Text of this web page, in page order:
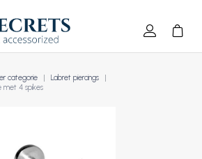
categorie
Labret piercings
met 4 spikes